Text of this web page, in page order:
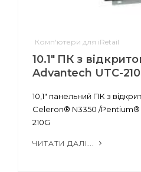
Комп'ютери для iRetail
10.1" ПК з
Advantech UTC-
10,1" панельний ПК з
Celeron® N3350 /Pentium®
210G
ЧИТАТИ ДАЛІ...